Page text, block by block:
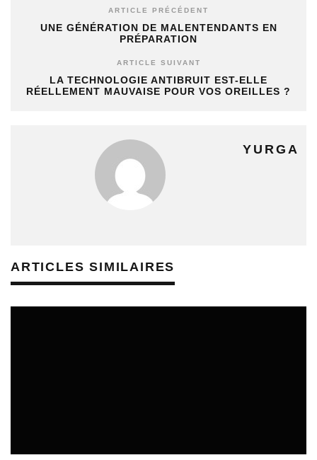
ARTICLE PRÉCÉDENT
UNE GÉNÉRATION DE MALENTENDANTS EN
PRÉPARATION
ARTICLE SUIVANT
LA TECHNOLOGIE ANTIBRUIT EST-ELLE
RÉELLEMENT MAUVAISE POUR VOS OREILLES ?
YURGA
ARTICLES SIMILAIRES